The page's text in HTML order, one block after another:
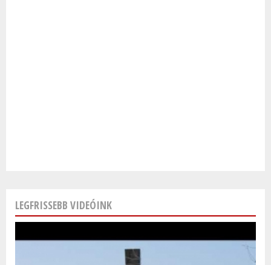
LEGFRISSEBB VIDEÓINK